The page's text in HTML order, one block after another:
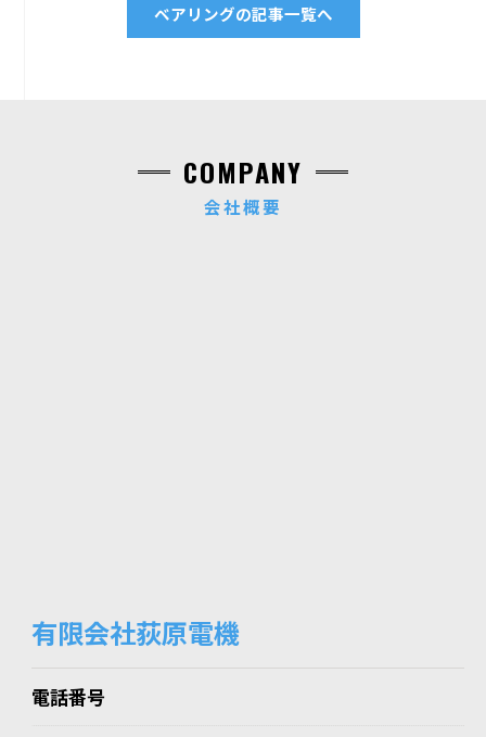
ベアリングの記事一覧へ
会社概要
COMPANY
有限会社荻原電機
電話番号